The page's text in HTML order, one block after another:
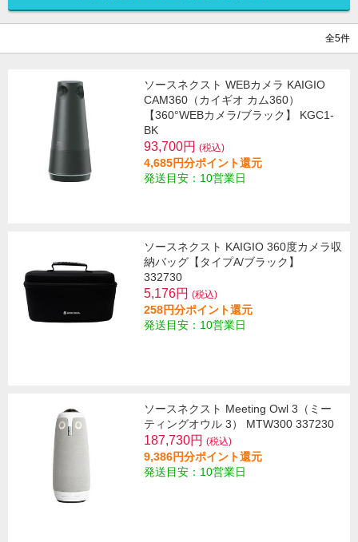
全5件
ソースネクスト WEBカメラ KAIGIO
CAM360（カイギオ カム360）
【360°WEBカメラ/ブラック】 KGC1-
BK
93,700円 (税込)
4,685円分ポイント還元
発送目安：10営業日
ソースネクスト KAIGIO 360度カメラ収
納バッグ【タイプA/ブラック】
332730
5,176円 (税込)
258円分ポイント還元
発送目安：10営業日
ソースネクスト Meeting Owl 3（ミー
ティングオウル 3） MTW300 337230
187,730円 (税込)
9,386円分ポイント還元
発送目安：10営業日